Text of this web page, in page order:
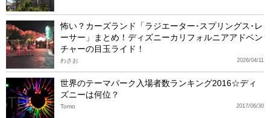
怖い？カーズランド「ラジエーター･スプリングス･レ
ーサー」まとめ！ディズニーカリフォルニアアドベン
チャーの目玉ライド！
2026/04/11
わさお
世界のテーマパーク入場者数ランキング2016☆ディ
ズニーは何位？
2017/06/30
Tomo